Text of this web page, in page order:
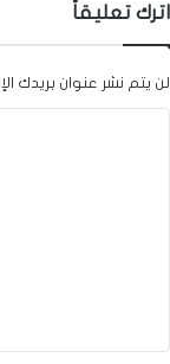
اترك تعليقاً
لن يتم نشر عنوان بريدك